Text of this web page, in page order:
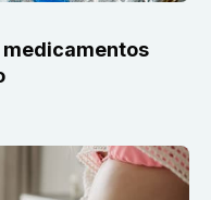
medicamentos